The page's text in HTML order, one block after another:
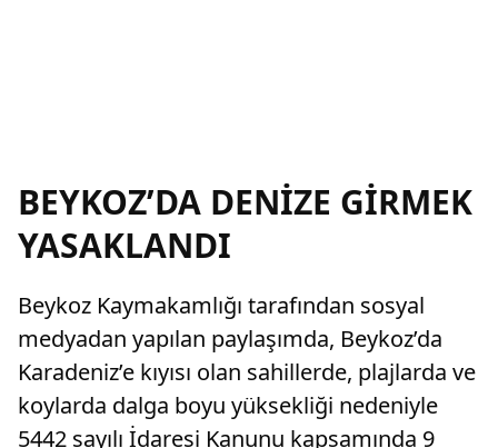
BEYKOZ’DA DENİZE GİRMEK
YASAKLANDI
Beykoz Kaymakamlığı tarafından sosyal
medyadan yapılan paylaşımda, Beykoz’da
Karadeniz’e kıyısı olan sahillerde, plajlarda ve
koylarda dalga boyu yüksekliği nedeniyle
5442 sayılı İdaresi Kanunu kapsamında 9